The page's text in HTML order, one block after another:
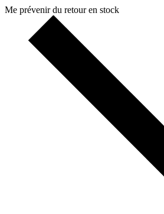
Me prévenir du retour en stock